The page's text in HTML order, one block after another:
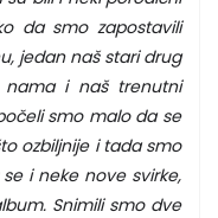
da smo zapostavili
jedan naš stari drug
i naš trenutni
smo malo da se
ozbiljnije i tada smo
i neke nove svirke,
Snimili smo dve